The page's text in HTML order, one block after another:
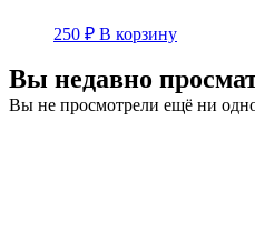
250 ₽ В корзину
Вы недавно
Вы не просмотрели ещё ни